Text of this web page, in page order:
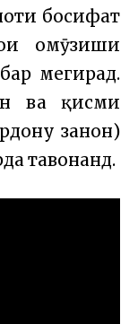
босифат
омӯзиши
мегирад.
ва қисми
занон)
тавонанд.